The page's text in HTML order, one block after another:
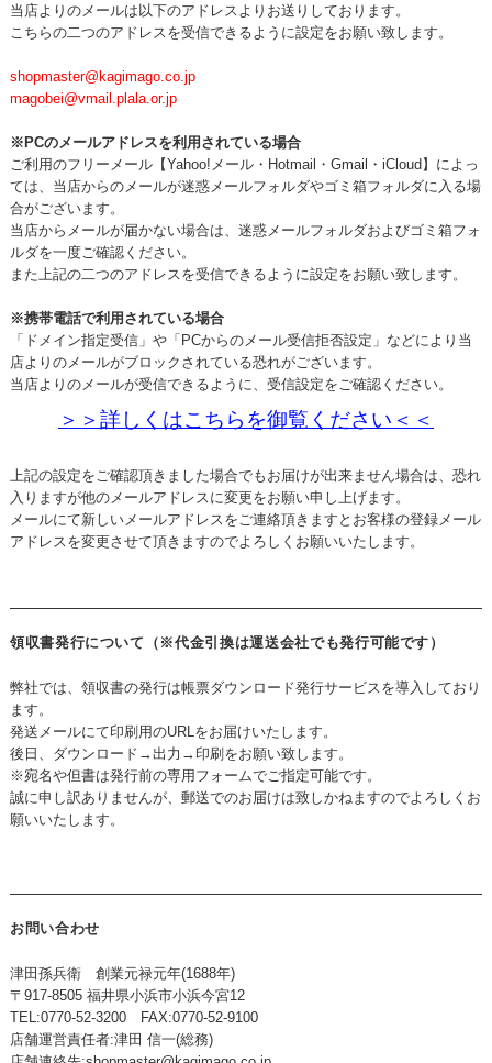
当店よりのメールは以下のアドレスよりお送りしております。
こちらの二つのアドレスを受信できるように設定をお願い致します。
shopmaster@kagimago.co.jp
magobei@vmail.plala.or.jp
※PCのメールアドレスを利用されている場合
ご利用のフリーメール【Yahoo!メール・Hotmail・Gmail・iCloud】によっ
ては、当店からのメールが迷惑メールフォルダやゴミ箱フォルダに入る場
合がございます。
当店からメールが届かない場合は、迷惑メールフォルダおよびゴミ箱フォ
ルダを一度ご確認ください。
また上記の二つのアドレスを受信できるように設定をお願い致します。
※携帯電話で利用されている場合
「ドメイン指定受信」や「PCからのメール受信拒否設定」などにより当
店よりのメールがブロックされている恐れがございます。
当店よりのメールが受信できるように、受信設定をご確認ください。
＞＞詳しくはこちらを御覧ください＜＜
上記の設定をご確認頂きました場合でもお届けが出来ません場合は、恐れ
入りますが他のメールアドレスに変更をお願い申し上げます。
メールにて新しいメールアドレスをご連絡頂きますとお客様の登録メール
アドレスを変更させて頂きますのでよろしくお願いいたします。
領収書発行について（※代金引換は運送会社でも発行可能です）
弊社では、領収書の発行は帳票ダウンロード発行サービスを導入しており
ます。
発送メールにて印刷用のURLをお届けいたします。
後日、ダウンロード→出力→印刷をお願い致します。
※宛名や但書は発行前の専用フォームでご指定可能です。
誠に申し訳ありませんが、郵送でのお届けは致しかねますのでよろしくお
願いいたします。
お問い合わせ
津田孫兵衛 創業元禄元年(1688年)
〒917-8505 福井県小浜市小浜今宮12
TEL:0770-52-3200 FAX:0770-52-9100
店舗運営責任者:津田 信一(総務)